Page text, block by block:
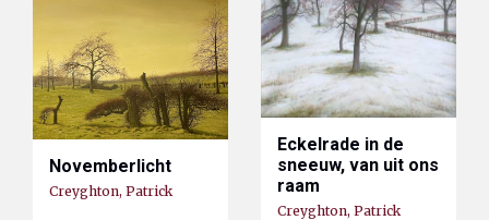
Eckelrade in de
sneeuw, van uit ons
raam
Creyghton, Patrick
Novemberlicht
Creyghton, Patrick